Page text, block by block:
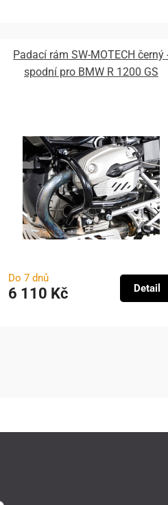
Padací rám SW-MOTECH černý
spodní pro BMW R 1200 GS
Do 7 dnů
6 110 Kč Detail